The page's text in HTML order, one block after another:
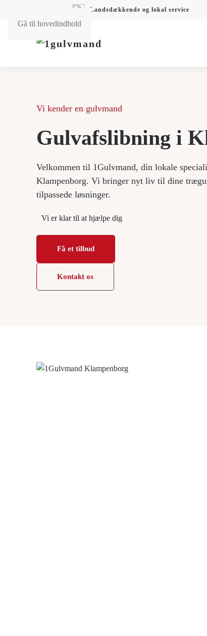
Gå til hovedindhold
Landsdækkende og lokal service
Vi kender en gulvmand
Gulvafslibning i
Velkommen til 1Gulvmand, din lokale
Klampenborg. Vi bringer nyt liv til dine
tilpassede løsninger.
Vi er klar til at hjælpe dig
Få et tilbud
Kontakt os